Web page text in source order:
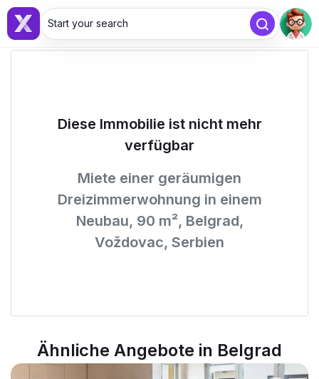
Start your search
Diese Immobilie ist nicht mehr
verfügbar
Miete einer geräumigen
Dreizimmerwohnung in einem
Neubau, 90 m², Belgrad,
Voždovac, Serbien
Ähnliche Angebote in Belgrad